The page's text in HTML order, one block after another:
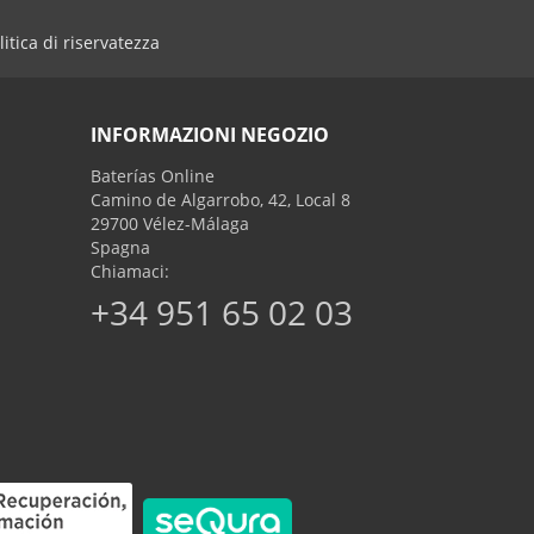
di riservatezza
INFORMAZIONI NEGOZIO
Baterías Online
Camino de Algarrobo, 42, Local 8
29700 Vélez-Málaga
Spagna
Chiamaci:
+34 951 65 02 03